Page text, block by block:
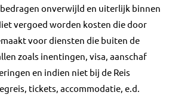
onverwijld en uiterlijk binnen
vergoed worden kosten die door
voor diensten die buiten de
zoals inentingen, visa, aanschaf
en indien niet bij de Reis
tickets, accommodatie, e.d.